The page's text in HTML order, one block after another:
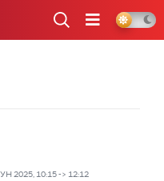
2025, 10:15 -> 12:12